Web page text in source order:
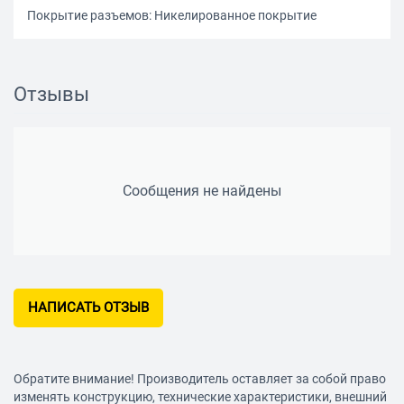
Покрытие разъемов: Никелированное покрытие
Отзывы
Сообщения не найдены
НАПИСАТЬ ОТЗЫВ
Обратите внимание! Производитель оставляет за собой право
изменять конструкцию, технические характеристики, внешний